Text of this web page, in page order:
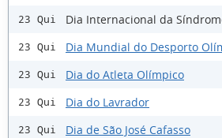
23 Qui Dia Internacional da
23 Qui Dia Mundial do Desporto
23 Qui Dia do Atleta Olímpico
23 Qui Dia do Lavrador
23 Qui Dia de São José Cafasso